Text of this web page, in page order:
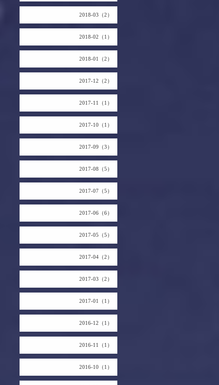
2018-03（2）
2018-02（1）
2018-01（2）
2017-12（2）
2017-11（1）
2017-10（1）
2017-09（3）
2017-08（5）
2017-07（5）
2017-06（6）
2017-05（5）
2017-04（2）
2017-03（2）
2017-01（1）
2016-12（1）
2016-11（1）
2016-10（1）